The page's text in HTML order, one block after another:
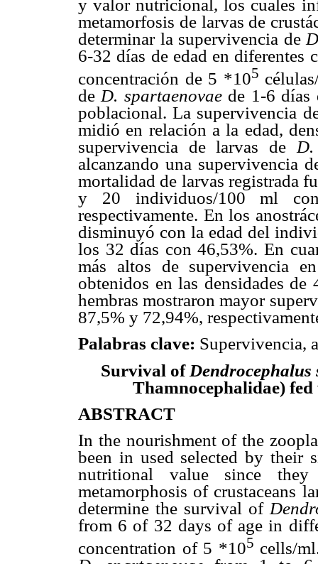
y valor nutricional, los cuales
metamorfosis de larvas de
determinar la supervivencia de
6-32 días de edad en
concentración de 5 *105
de D. spartaenovae de 1-6 días
poblacional. La supervivencia
midió en relación a la edad,
supervivencia de larvas de
alcanzando una supervivencia
mortalidad de larvas registrada
y 20 individuos/100 ml
respectivamente. En los
disminuyó con la edad del
los 32 días con 46,53%. En
más altos de supervivencia
obtenidos en las densidades
hembras mostraron mayor
87,5% y 72,94%,
Palabras clave: Supervivencia,
Survival of Dendrocephalus
Thamnocephalidae) fed
ABSTRACT
In the nourishment of the
been in used selected by
nutritional value since
metamorphosis of crustaceans
determine the survival of
from 6 of 32 days of age in
concentration of 5 *105 cells/